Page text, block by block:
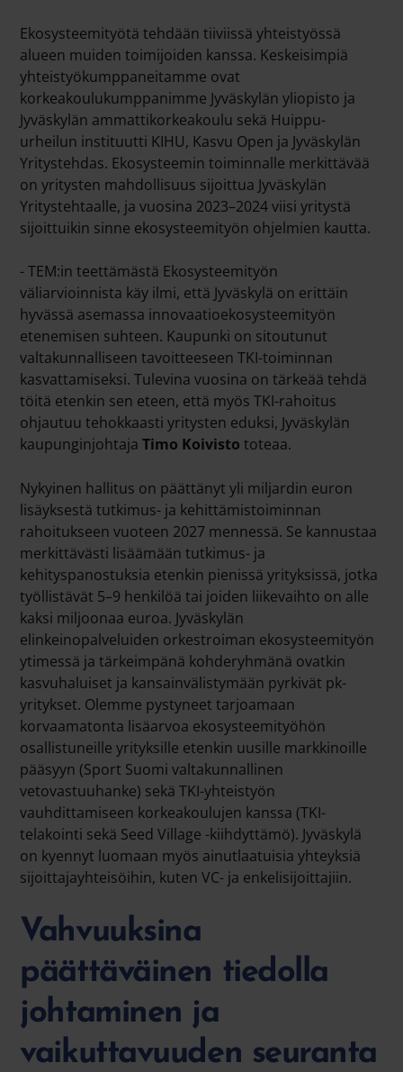
Ekosysteemityötä tehdään tiiviissä yhteistyössä
alueen muiden toimijoiden kanssa. Keskeisimpiä
yhteistyökumppaneitamme ovat
korkeakoulukumppanimme Jyväskylän yliopisto ja
Jyväskylän ammattikorkeakoulu sekä Huippu-
urheilun instituutti KIHU, Kasvu Open ja Jyväskylän
Yritystehdas. Ekosysteemin toiminnalle merkittävää
on yritysten mahdollisuus sijoittua Jyväskylän
Yritystehtaalle, ja vuosina 2023–2024 viisi yritystä
sijoittuikin sinne ekosysteemityön ohjelmien kautta.
- TEM:in teettämästä Ekosysteemityön
väliarvioinnista käy ilmi, että Jyväskylä on erittäin
hyvässä asemassa innovaatioekosysteemityön
etenemisen suhteen. Kaupunki on sitoutunut
valtakunnalliseen tavoitteeseen TKI-toiminnan
kasvattamiseksi. Tulevina vuosina on tärkeää tehdä
töitä etenkin sen eteen, että myös TKI-rahoitus
ohjautuu tehokkaasti yritysten eduksi, Jyväskylän
kaupunginjohtajaTimo Koivisto toteaa.
Nykyinen hallitus on päättänyt yli miljardin euron
lisäyksestä tutkimus- ja kehittämistoiminnan
rahoitukseen vuoteen 2027 mennessä. Se kannustaa
merkittävästi lisäämään tutkimus- ja
kehityspanostuksia etenkin pienissä yrityksissä, jotka
työllistävät 5–9 henkilöä tai joiden liikevaihto on alle
kaksi miljoonaa euroa. Jyväskylän
elinkeinopalveluiden orkestroiman ekosysteemityön
ytimessä ja tärkeimpänä kohderyhmänä ovatkin
kasvuhaluiset ja kansainvälistymään pyrkivät pk-
yritykset. Olemme pystyneet tarjoamaan
korvaamatonta lisäarvoa ekosysteemityöhön
osallistuneille yrityksille etenkin uusille markkinoille
pääsyyn (Sport Suomi valtakunnallinen
vetovastuuhanke) sekä TKI-yhteistyön
vauhdittamiseen korkeakoulujen kanssa (TKI-
telakointi sekä Seed Village -kiihdyttämö). Jyväskylä
on kyennyt luomaan myös ainutlaatuisia yhteyksiä
sijoittajayhteisöihin, kuten VC- ja enkelisijoittajiin.
Vahvuuksina
päättäväinen tiedolla
johtaminen ja
vaikuttavuuden seuranta